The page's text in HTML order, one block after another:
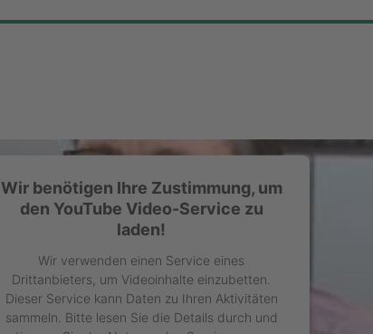
Wir benötigen Ihre Zustimmung, um
den YouTube Video-Service zu
laden!
Wir verwenden einen Service eines
Drittanbieters, um Videoinhalte einzubetten.
Dieser Service kann Daten zu Ihren Aktivitäten
sammeln. Bitte lesen Sie die Details durch und